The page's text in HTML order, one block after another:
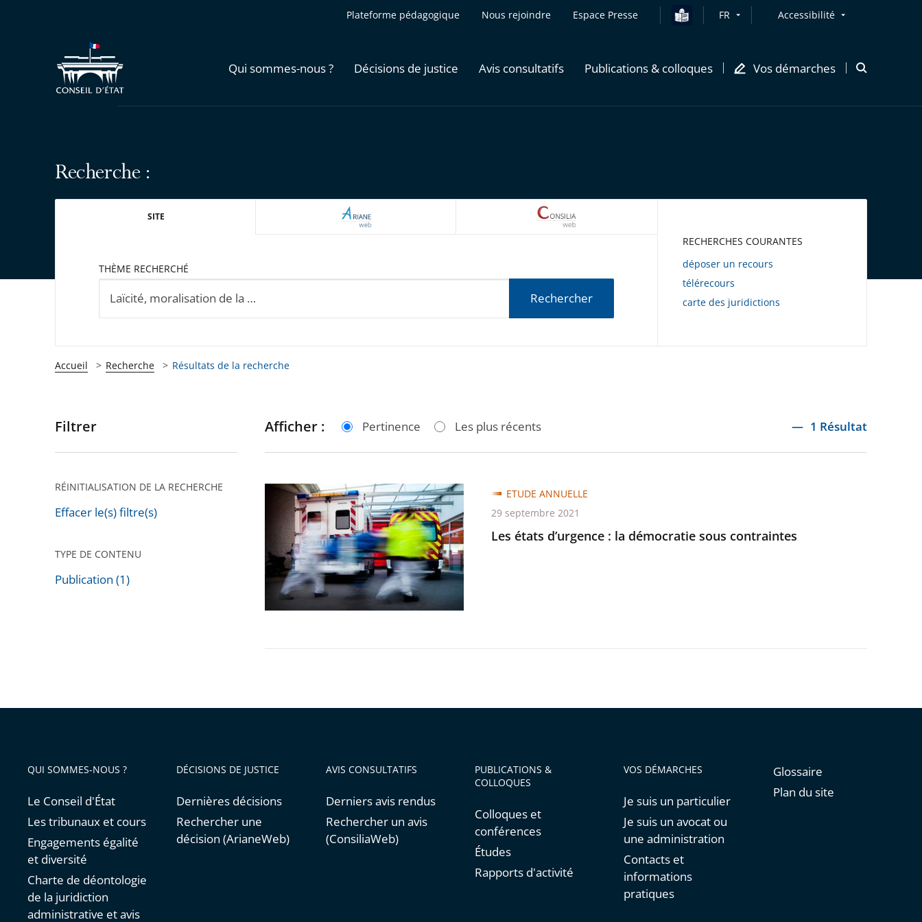
Plateforme pédagogique Nous rejoindre Espace Presse FR Accessibilité
Qui sommes-nous ? Décisions de justice Avis consultatifs Publications & colloques Vos démarches
Ouvrir
Recherche :
SITE ARIANEWEB
THÈME RECHERCHÉ
Rechercher
RECHERCHES COURANTES
déposer un recours
télérecours
carte des juridictions
Accueil Recherche Résultats de la recherche
Passer
pour
après
Filtrer
RÉINITIALISATION DE LA RECHERCHE
Effacer le(s) filtre(s)
TYPE DE CONTENU
Publication (1)
Afficher : Pertinence Les plus récents 1 Résultat
Les
états
d’urgence
la
démocratie
sous
Les états d’urgence : la démocratie sous contraintes
ETUDE ANNUELLE
29 septembre 2021
QUI SOMMES-NOUS ?
Le Conseil d'État
Les tribunaux et cours
Engagements égalité
et diversité
Charte de déontologie
de la juridiction
administrative et avis
DÉCISIONS DE JUSTICE
Dernières décisions
Rechercher une
décision (ArianeWeb)
AVIS CONSULTATIFS
Derniers avis rendus
Rechercher un avis
(ConsiliaWeb)
PUBLICATIONS &
COLLOQUES
Colloques et
conférences
Études
Rapports d'activité
VOS DÉMARCHES
Je suis un particulier
Je suis un avocat ou
une administration
Contacts et
informations
pratiques
Glossaire
Plan du site